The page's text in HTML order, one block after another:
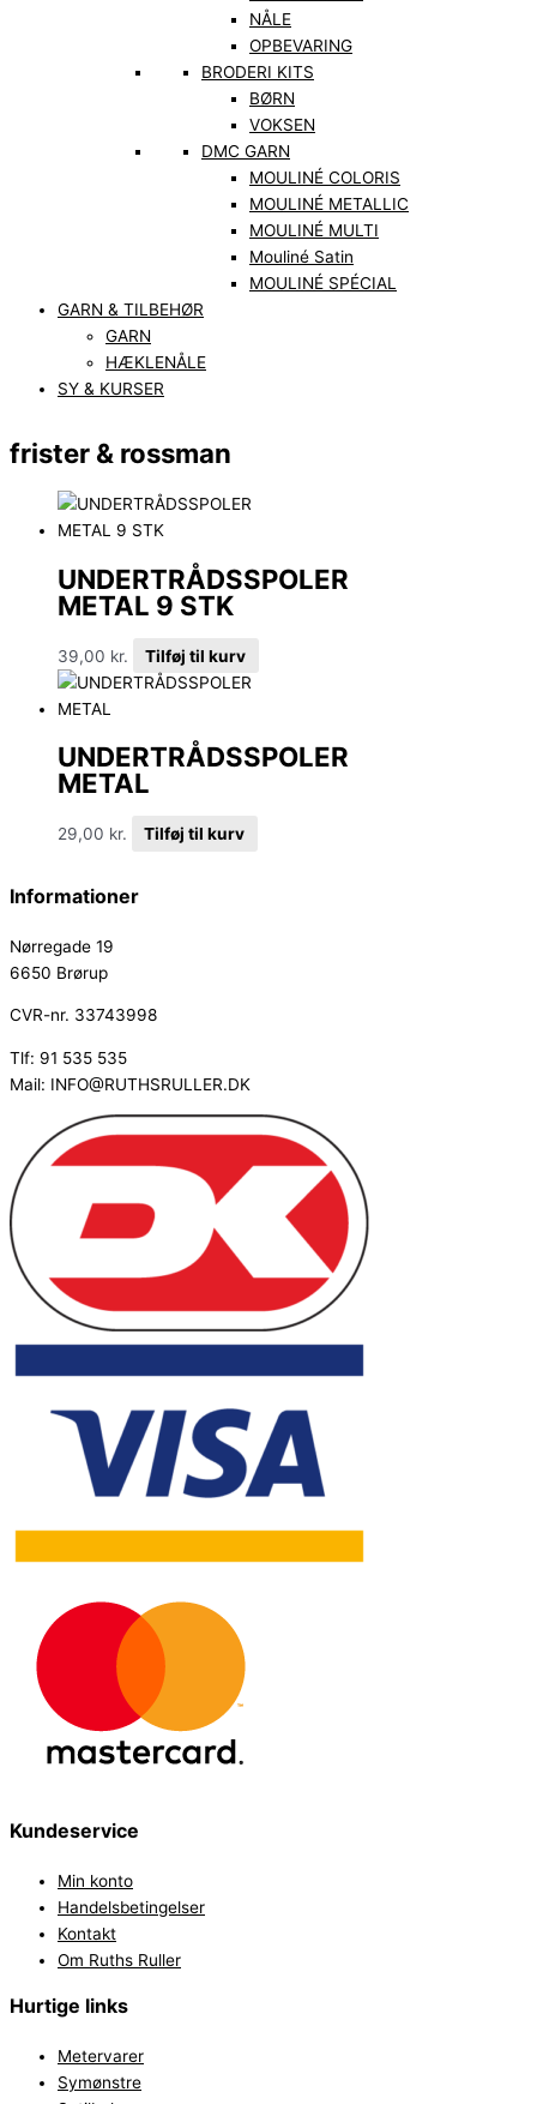
NÅLE
OPBEVARING
BRODERI KITS
BØRN
VOKSEN
DMC GARN
MOULINÉ COLORIS
MOULINÉ METALLIC
MOULINÉ MULTI
Mouliné Satin
MOULINÉ SPÉCIAL
GARN & TILBEHØR
GARN
HÆKLENÅLE
SY & KURSER
frister & rossman
UNDERTRÅDSSPOLER
METAL 9 STK
39,00 kr. Tilføj til kurv
UNDERTRÅDSSPOLER
METAL
29,00 kr. Tilføj til kurv
Informationer
Nørregade 19
6650 Brørup
CVR-nr. 33743998
Tlf: 91 535 535
Mail: INFO@RUTHSRULLER.DK
Kundeservice
Min konto
Handelsbetingelser
Kontakt
Om Ruths Ruller
Hurtige links
Metervarer
Symønstre